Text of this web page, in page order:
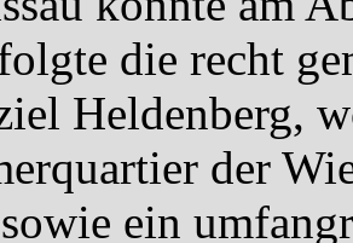
die recht
Heldenberg,
der
ein